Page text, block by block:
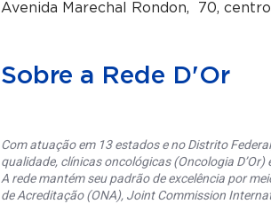
Avenida Marechal Rondon, 70, centro
Sobre a Rede D'Or
Com atuação em 13 estados e no Distrito
qualidade, clínicas oncológicas (Oncologia
A rede mantém seu padrão de excelência por
de Acreditação (ONA), Joint Commission